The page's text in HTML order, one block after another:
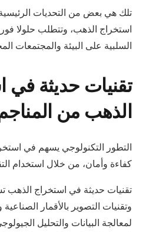
تلك هي بعض من التحديات
استخراج الذهب، وتتطلب حلولا
السلبية على البيئة والمجتمعات
تقنيات حديثة في
الذهب من
التطور التكنولوجي يسهم في
كفاءة وأمان، من خلال استخدام
تقنيات حديثة في استخراج الذهب
وتقنيات التصوير بالأقمار
لمعالجة البيانات والتحليل